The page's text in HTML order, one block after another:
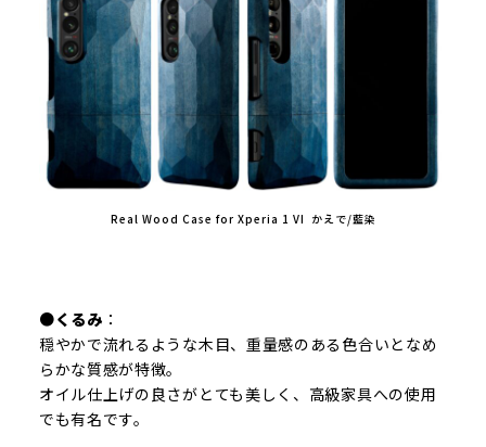
Real Wood Case for Xperia 1 VI かえで/藍染
●くるみ ：
穏やかで流れるような木目、重量感のある色合いとなめ
らかな質感が特徴。
オイル仕上げの良さがとても美しく、高級家具への使用
でも有名です。